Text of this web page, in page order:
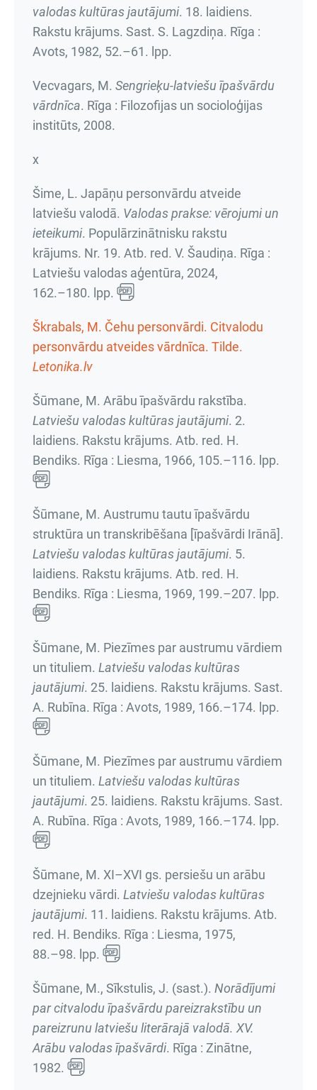
valodas kultūras jautājumi. 18. laidiens.
Rakstu krājums. Sast. S. Lagzdiņa. Rīga :
Avots, 1982, 52.–61. lpp.
Vecvagars, M. Sengrieķu-latviešu īpašvārdu
vārdnīca. Rīga : Filozofijas un socioloģijas
institūts, 2008.
x
Šime, L. Japāņu personvārdu atveide
latviešu valodā. Valodas prakse: vērojumi un
ieteikumi. Populārzinātnisku rakstu
krājums. Nr. 19. Atb. red. V. Šaudiņa. Rīga :
Latviešu valodas aģentūra, 2024,
162.–180. lpp.
Škrabals, M. Čehu personvārdi. Citvalodu
personvārdu atveides vārdnīca. Tilde.
Letonika.lv
Šūmane, M. Arābu īpašvārdu rakstība.
Latviešu valodas kultūras jautājumi. 2.
laidiens. Rakstu krājums. Atb. red. H.
Bendiks. Rīga : Liesma, 1966, 105.–116. lpp.
Šūmane, M. Austrumu tautu īpašvārdu
struktūra un transkribēšana [īpašvārdi Irānā].
Latviešu valodas kultūras jautājumi. 5.
laidiens. Rakstu krājums. Atb. red. H.
Bendiks. Rīga : Liesma, 1969, 199.–207. lpp.
Šūmane, M. Piezīmes par austrumu vārdiem
un tituliem. Latviešu valodas kultūras
jautājumi. 25. laidiens. Rakstu krājums. Sast.
A. Rubīna. Rīga : Avots, 1989, 166.–174. lpp.
Šūmane, M. Piezīmes par austrumu vārdiem
un tituliem. Latviešu valodas kultūras
jautājumi. 25. laidiens. Rakstu krājums. Sast.
A. Rubīna. Rīga : Avots, 1989, 166.–174. lpp.
Šūmane, M. XI–XVI gs. persiešu un arābu
dzejnieku vārdi. Latviešu valodas kultūras
jautājumi. 11. laidiens. Rakstu krājums. Atb.
red. H. Bendiks. Rīga : Liesma, 1975,
88.–98. lpp.
Šūmane, M., Sīkstulis, J. (sast.). Norādījumi
par citvalodu īpašvārdu pareizrakstību un
pareizrunu latviešu literārajā valodā. XV.
Arābu valodas īpašvārdi. Rīga : Zinātne,
1982.